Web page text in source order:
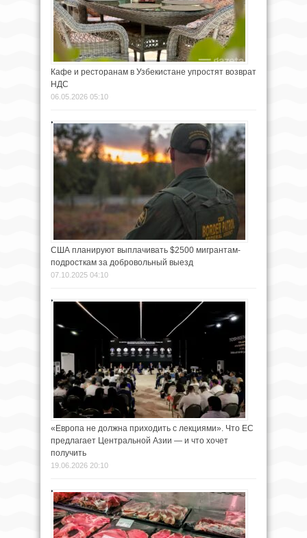
Кафе и ресторанам в Узбекистане упростят возврат
НДС
06.05.2026 05:10
США планируют выплачивать $2500 мигрантам-
подросткам за добровольный выезд
07.10.2025 04:10
«Европа не должна приходить с лекциями». Что ЕС
предлагает Центральной Азии — и что хочет
получить
19.06.2026 20:10